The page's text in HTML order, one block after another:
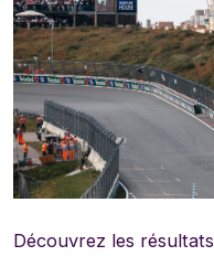
Découvrez les